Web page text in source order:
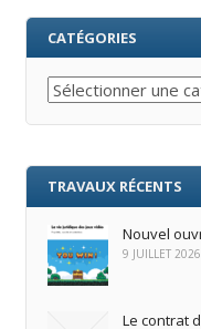
CATÉGORIES
Catégories
TRAVAUX RÉCENTS
Nouvel
9 JUILLET 2026
Le contrat